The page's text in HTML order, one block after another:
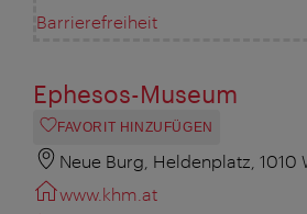
Barrierefreiheit
Ephesos-Museum
FAVORIT HINZUFÜGEN
Neue Burg, Heldenplatz, 1010
www.khm.at